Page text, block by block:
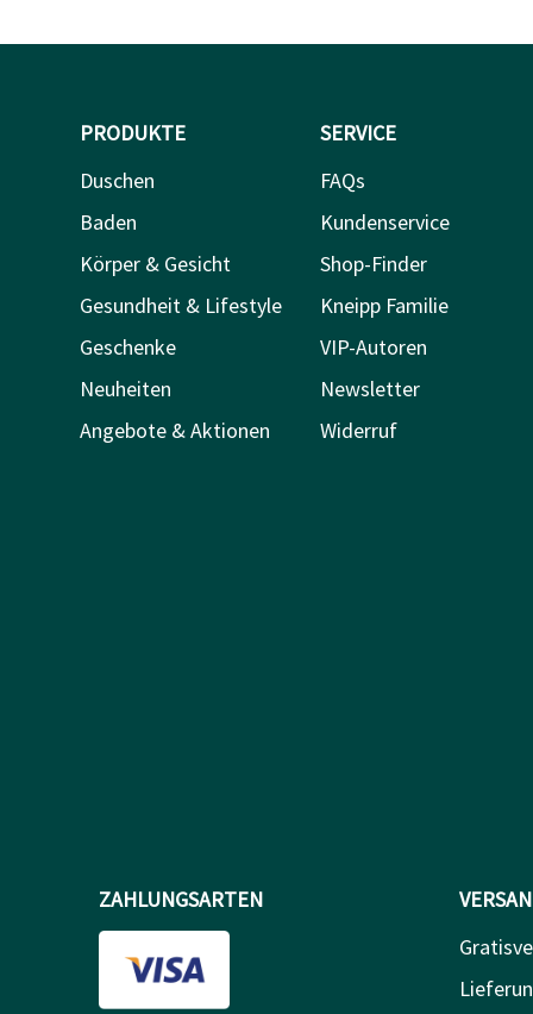
PRODUKTE
Duschen
Baden
Körper & Gesicht
Gesundheit & Lifestyle
Geschenke
Neuheiten
Angebote & Aktionen
SERVICE
FAQs
Kundenservice
Shop-Finder
Kneipp Familie
VIP-Autoren
Newsletter
Widerruf
ZAHLUNGSARTEN